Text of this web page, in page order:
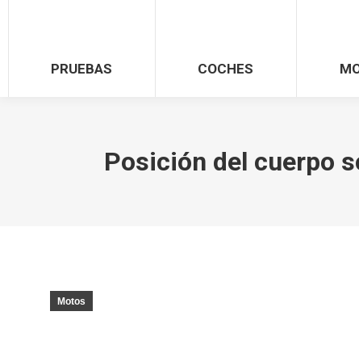
PRUEBAS COCHES
Posición del cuerpo
Motos